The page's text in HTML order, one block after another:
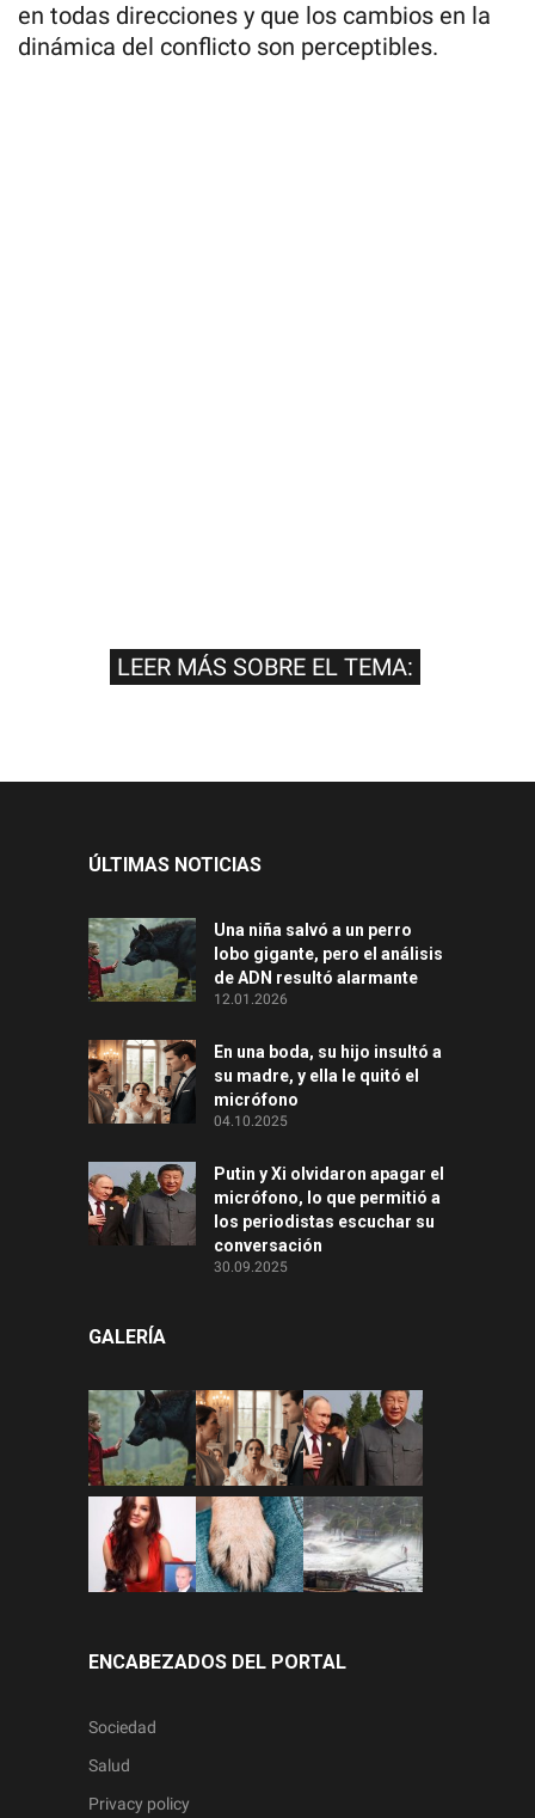
en todas direcciones y que los cambios en la
dinámica del conflicto son perceptibles.
LEER MÁS SOBRE EL TEMA:
ÚLTIMAS NOTICIAS
Una niña salvó a un perro
lobo gigante, pero el análisis
de ADN resultó alarmante
12.01.2026
En una boda, su hijo insultó a
su madre, y ella le quitó el
micrófono
04.10.2025
Putin y Xi olvidaron apagar el
micrófono, lo que permitió a
los periodistas escuchar su
conversación
30.09.2025
GALERÍA
ENCABEZADOS DEL PORTAL
Sociedad
Salud
Privacy policy